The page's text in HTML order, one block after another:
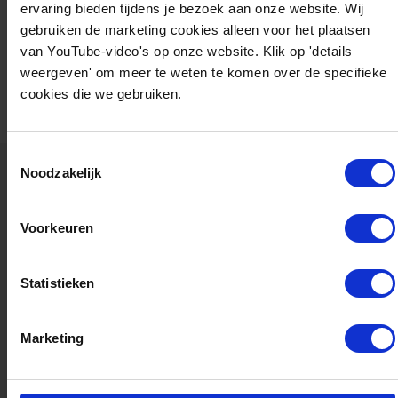
ervaring bieden tijdens je bezoek aan onze website. Wij
gebruiken de marketing cookies alleen voor het plaatsen
van YouTube-video's op onze website. Klik op 'details
weergeven' om meer te weten te komen over de specifieke
cookies die we gebruiken.
Noodzakelijk
Voorkeuren
Statistieken
Marketing
De ontwikkeling, realisatie en uitrol van Renewable Energy
Valleys in Europa.